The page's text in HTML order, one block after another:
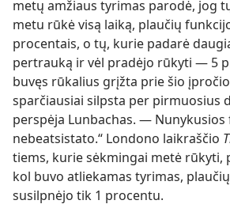
metų amžiaus tyrimas parodė, jog
metu rūkė visą laiką, plaučių
procentais, o tų, kurie padarė
pertrauką ir vėl pradėjo rūkyti — 5
buvęs rūkalius grįžta prie šio
sparčiausiai silpsta per pirmuosius
perspėja Lunbachas. —
nebeatsistato.“ Londono laikraščio
tiems, kurie sėkmingai metė rūkyti,
kol buvo atliekamas tyrimas,
susilpnėjo tik 1 procentu.